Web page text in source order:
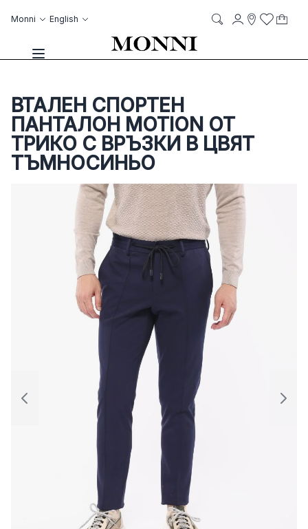
Monni Language
English
Toggle Nav
AccountWish List
My
ВТАЛЕН СПОРТЕН
ПАНТАЛОН MOTION ОТ
ТРИКО С ВРЪЗКИ В ЦВЯТ
ТЪМНОСИНЬО